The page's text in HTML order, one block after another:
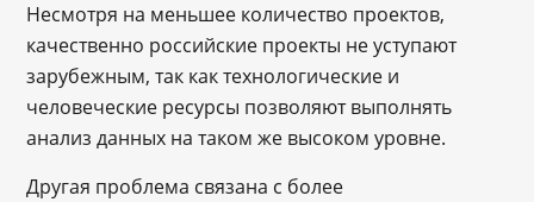
Несмотря на меньшее количество проектов,
качественно российские проекты не уступают
зарубежным, так как технологические и
человеческие ресурсы позволяют выполнять
анализ данных на таком же высоком уровне.
Другая проблема связана с более